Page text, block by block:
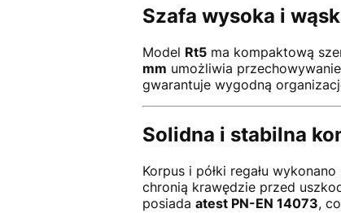
Szafa wysoka i
Model Rt5ma kompaktową
mm umożliwia
gwarantuje wygodną
Solidna i stabilna
Korpus i półki regału wykonano
chronią krawędzie przed
posiada atest PN-EN 14073,